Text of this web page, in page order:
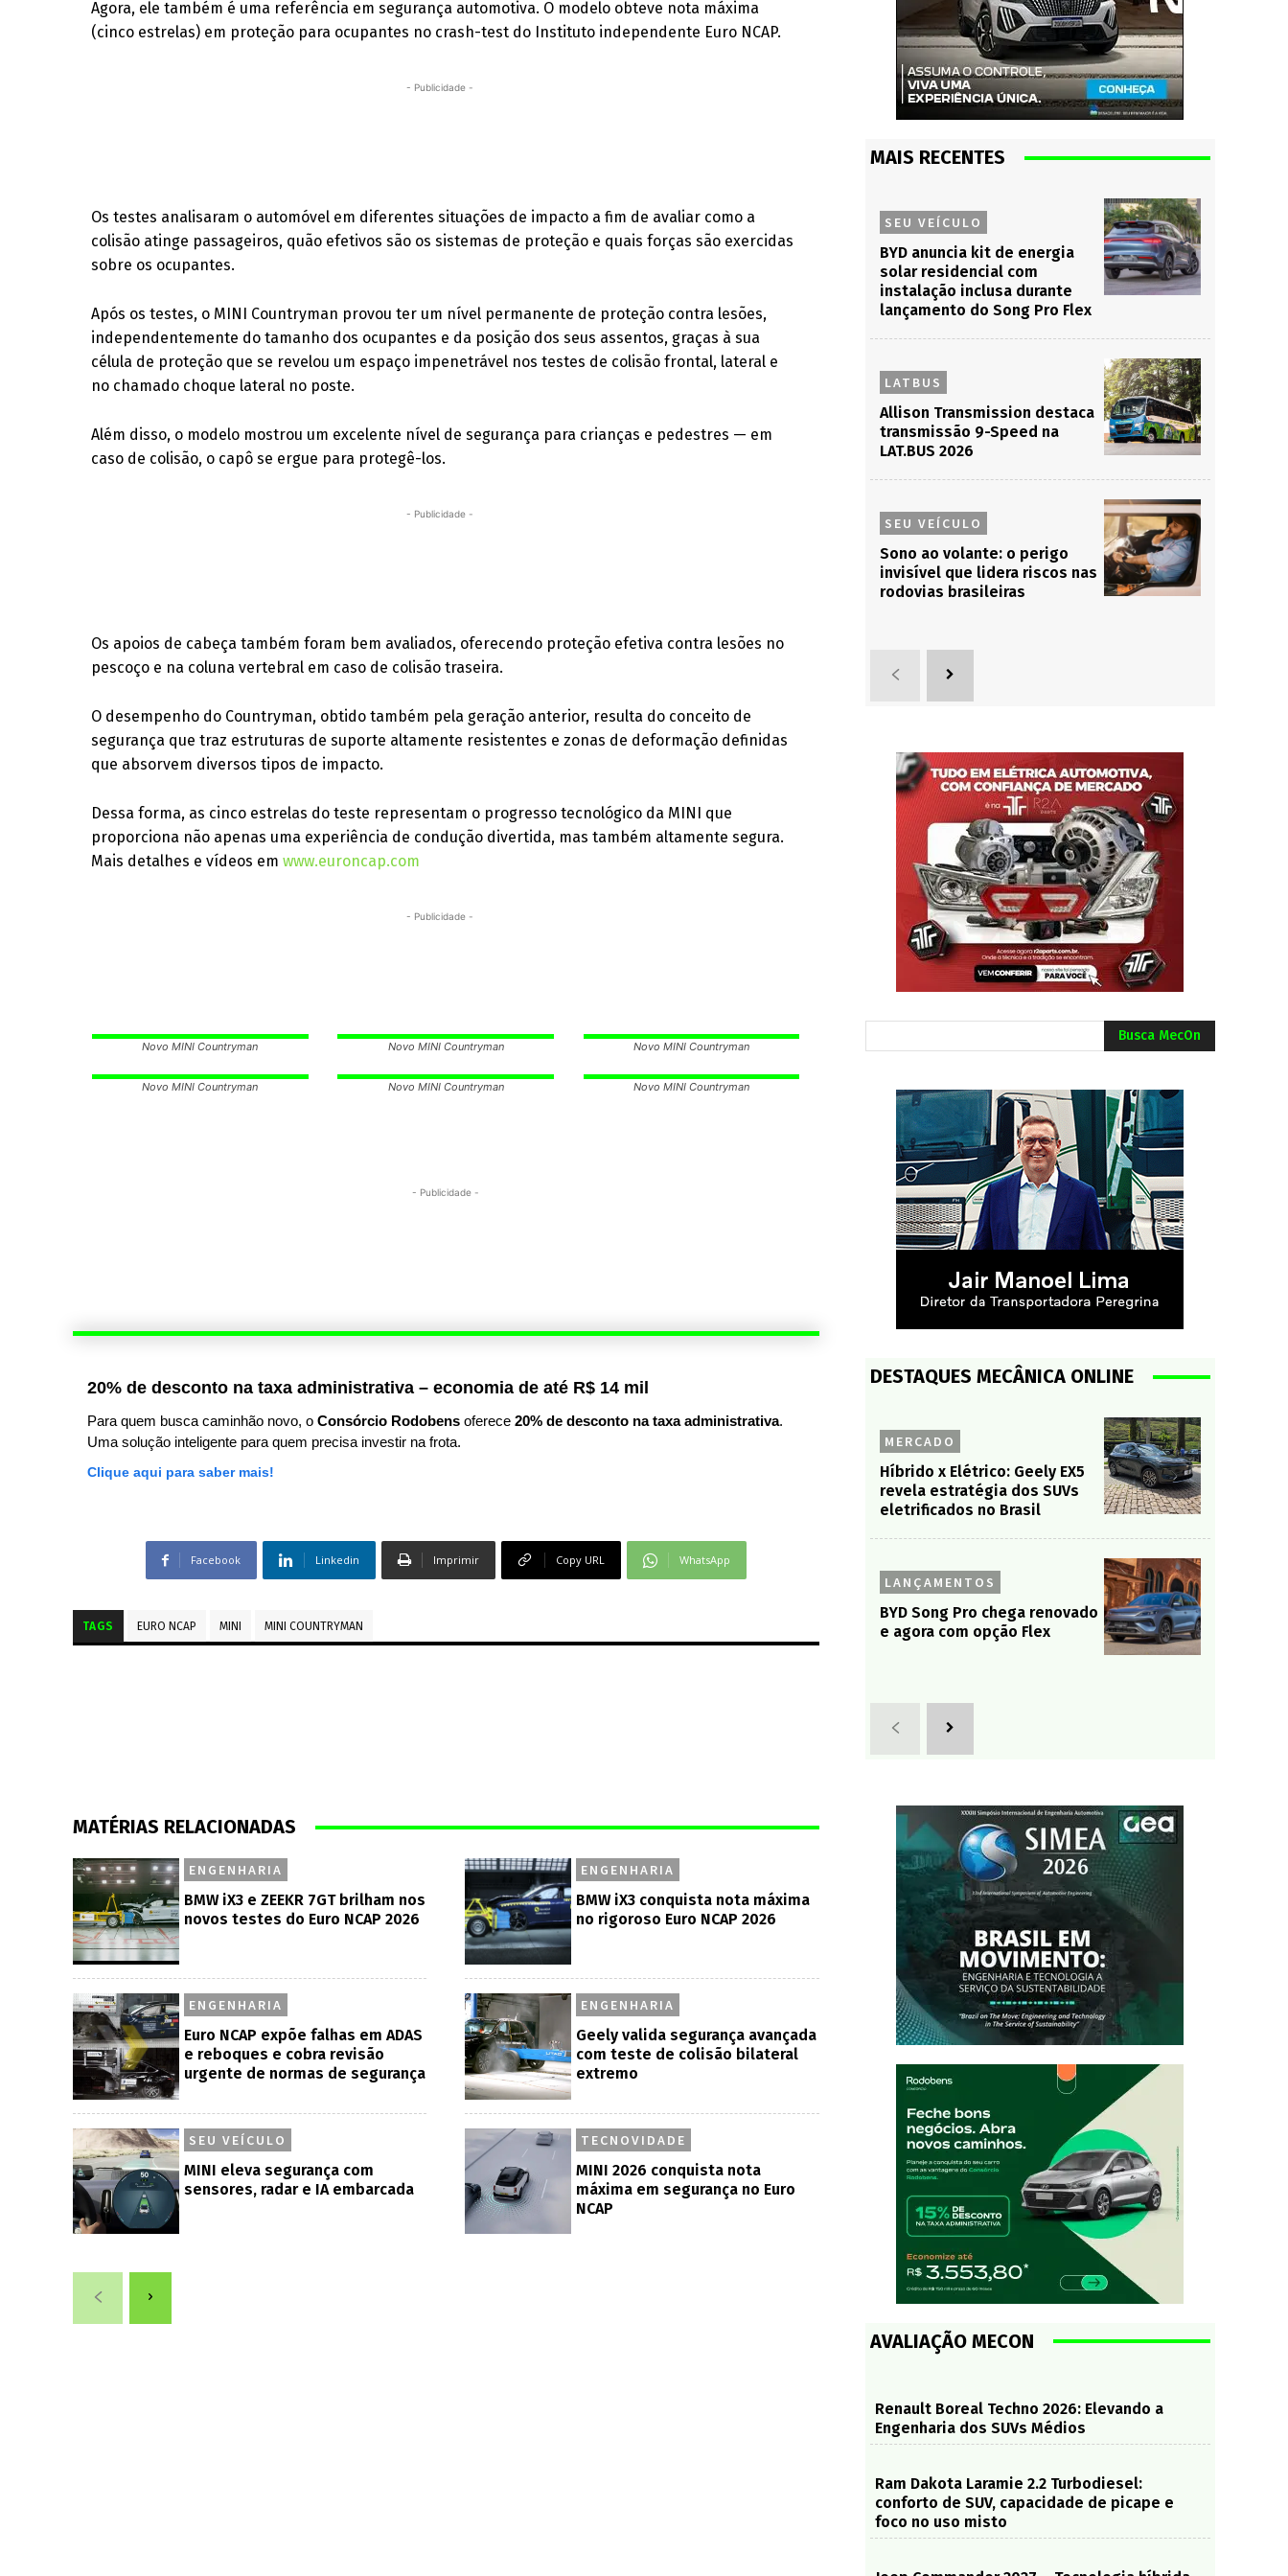
Agora, ele também é uma referência em segurança automotiva. O modelo obteve nota máxima
(cinco estrelas) em proteção para ocupantes no crash-test do Instituto independente Euro NCAP.
- Publicidade -
Os testes analisaram o automóvel em diferentes situações de impacto a fim de avaliar como a
colisão atinge passageiros, quão efetivos são os sistemas de proteção e quais forças são exercidas
sobre os ocupantes.
Após os testes, o MINI Countryman provou ter um nível permanente de proteção contra lesões,
independentemente do tamanho dos ocupantes e da posição dos seus assentos, graças à sua
célula de proteção que se revelou um espaço impenetrável nos testes de colisão frontal, lateral e
no chamado choque lateral no poste.
Além disso, o modelo mostrou um excelente nível de segurança para crianças e pedestres — em
caso de colisão, o capô se ergue para protegê-los.
- Publicidade -
Os apoios de cabeça também foram bem avaliados, oferecendo proteção efetiva contra lesões no
pescoço e na coluna vertebral em caso de colisão traseira.
O desempenho do Countryman, obtido também pela geração anterior, resulta do conceito de
segurança que traz estruturas de suporte altamente resistentes e zonas de deformação definidas
que absorvem diversos tipos de impacto.
Dessa forma, as cinco estrelas do teste representam o progresso tecnológico da MINI que
proporciona não apenas uma experiência de condução divertida, mas também altamente segura.
Mais detalhes e vídeos emwww.euroncap.com
- Publicidade -
Novo MINI Countryman Novo MINI Countryman Novo MINI Countryman
Novo MINI Countryman Novo MINI Countryman Novo MINI Countryman
- Publicidade -
20% de desconto na taxa administrativa – economia de até R$ 14 mil
Para quem busca caminhão novo, o Consórcio Rodobens oferece 20% de desconto na taxa administrativa.
Uma solução inteligente para quem precisa investir na frota.
Clique aqui para saber mais!
Facebook Linkedin Imprimir Copy URL WhatsApp
TAGS EURO NCAP MINI MINI COUNTRYMAN
MATÉRIAS RELACIONADAS
ENGENHARIA
BMW iX3 e ZEEKR 7GT brilham nos
novos testes do Euro NCAP 2026
ENGENHARIA
BMW iX3 conquista nota máxima
no rigoroso Euro NCAP 2026
ENGENHARIA
Euro NCAP expõe falhas em ADAS
e reboques e cobra revisão
urgente de normas de segurança
ENGENHARIA
Geely valida segurança avançada
com teste de colisão bilateral
extremo
SEU VEÍCULO
MINI eleva segurança com
sensores, radar e IA embarcada
TECNOVIDADE
MINI 2026 conquista nota
máxima em segurança no Euro
NCAP
MAIS RECENTES
SEU VEÍCULO
BYD anuncia kit de energia
solar residencial com
instalação inclusa durante
lançamento do Song Pro Flex
LATBUS
Allison Transmission destaca
transmissão 9-Speed na
LAT.BUS 2026
SEU VEÍCULO
Sono ao volante: o perigo
invisível que lidera riscos nas
rodovias brasileiras
Busca MecOn
DESTAQUES MECÂNICA ONLINE
MERCADO
Híbrido x Elétrico: Geely EX5
revela estratégia dos SUVs
eletrificados no Brasil
LANÇAMENTOS
BYD Song Pro chega renovado
e agora com opção Flex
AVALIAÇÃO MECON
Renault Boreal Techno 2026: Elevando a
Engenharia dos SUVs Médios
Ram Dakota Laramie 2.2 Turbodiesel:
conforto de SUV, capacidade de picape e
foco no uso misto